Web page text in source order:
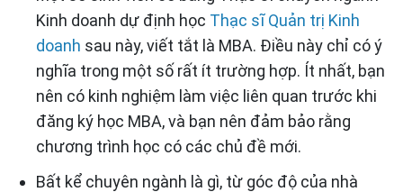
Kinh doanh dự định học Thạc sĩ Quản trị Kinh
doanh sau này, viết tắt là MBA. Điều này chỉ có ý
nghĩa trong một số rất ít trường hợp. Ít nhất, bạn
nên có kinh nghiệm làm việc liên quan trước khi
đăng ký học MBA, và bạn nên đảm bảo rằng
chương trình học có các chủ đề mới.
Bất kể chuyên ngành là gì, từ góc độ của nhà